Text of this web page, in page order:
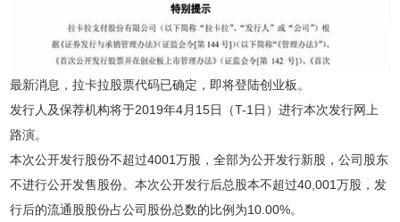
最新消息，拉卡拉股票代码已确定，即将登陆创业板。
发行人及保荐机构将于2019年4月15日（T-1日）进行本次发行网上
路演。
本次公开发行股份不超过4001万股，全部为公开发行新股，公司股东
不进行公开发售股份。本次公开发行后总股本不超过40,001万股，发
行后的流通股股份占公司股份总数的比例为10.00%。